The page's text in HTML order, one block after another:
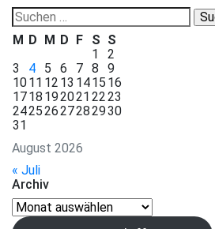
Suchen
nach:
August 2026
M D M D F S S
1
2
3
4 5 6 7 8
9
1011 12 13 1415 16
1718 192021 2223
24252627282930
31
« Juli
Archiv
Archiv